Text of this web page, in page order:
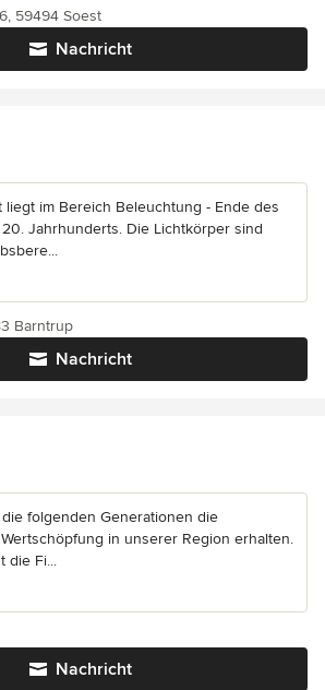
Nachricht
59494 Soest
liegt im Bereich Beleuchtung - Ende des
Jahrhunderts. Die Lichtkörper sind
Nachricht
Barntrup
folgenden Generationen die
in unserer Region erhalten.
die Fi...
Nachricht